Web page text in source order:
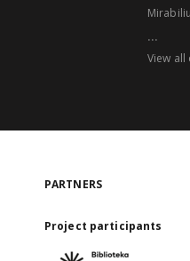
...
View all
PARTNERS
Project participants